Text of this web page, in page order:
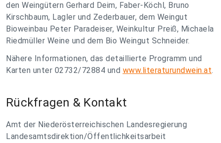
den Weingütern Gerhard Deim, Faber-Köchl, Bruno
Kirschbaum, Lagler und Zederbauer, dem Weingut
Bioweinbau Peter Paradeiser, Weinkultur Preiß, Michaela
Riedmüller Weine und dem Bio Weingut Schneider.
Nähere Informationen, das detaillierte Programm und
Karten unter 02732/72884 und www.literaturundwein.at.
Rückfragen & Kontakt
Amt der Niederösterreichischen Landesregierung
Landesamtsdirektion/Öffentlichkeitsarbeit